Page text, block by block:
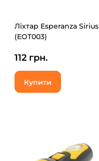
Ліхтар Esperanza Sirius
(EOT003)
112 грн.
Купити